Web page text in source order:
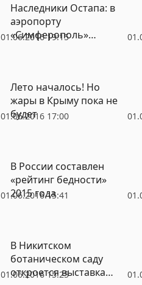
01.06.2016 19:15
Наследники Остапа: в
аэропорту
«Симферополь»
паркоматах
01.06.2016 17:00
Лето началось! Но
жары в Крыму пока не
будет
01.06.2016 15:41
В России составлен
«рейтинг бедности»
2015 года
01.06.2016 15:25
В Никитском
ботаническом саду
откроется выставка